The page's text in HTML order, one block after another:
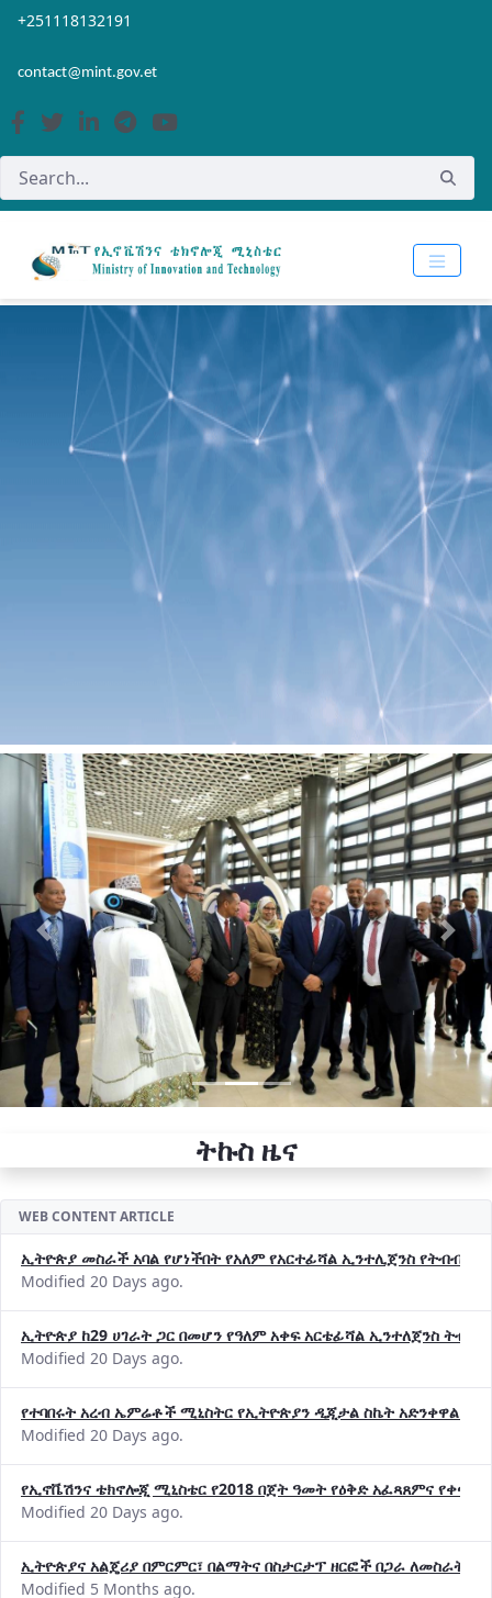
Skip to Main Content
Open Accessibility Menu
+251118132191
contact@mint.gov.et
Previous Next
ትኩስ ዜና
WEB CONTENT ARTICLE
ኢትዮጵያ መስራች አባል የሆነችበት የአለም የአርተፊሻል ኢንተሊጀንስ የትብብር
Modified 20 Days ago.
ኢትዮጵያ ከ29 ሀገራት ጋር በመሆን የዓለም አቀፍ አርቴፊሻል ኢንተለጀንስ
Modified 20 Days ago.
የተባበሩት አረብ ኤምሬቶች ሚኒስትር የኢትዮጵያን ዲጂታል ስኬት አድንቀዋል
Modified 20 Days ago.
የኢኖቬሽንና ቴክኖሎጂ ሚኒስቴር የ2018 በጀት ዓመት የዕቅድ አፈጻጸምና
Modified 20 Days ago.
ኢትዮጵያና አልጄሪያ በምርምር፣ በልማትና በስታርታፕ ዘርፎች በጋራ ለመስራት
Modified 5 Months ago.